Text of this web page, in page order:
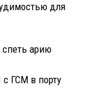
для
арию
с ГСМ в порту